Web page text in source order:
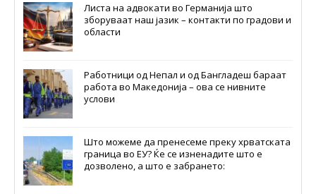
Листа на адвокати во Германија што
зборуваат наш јазик – контакти по градови и
области
Работници од Непал и од Бангладеш бараат
работа во Македонија – ова се нивните
услови
Што можеме да пренесеме преку хрватската
граница во ЕУ? Ќе се изненадите што е
дозволено, а што е забрането: